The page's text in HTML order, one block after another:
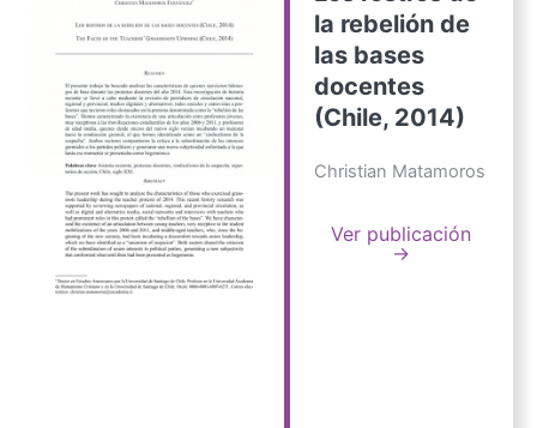
la rebelión de
las bases
docentes
(Chile, 2014)
Christian Matamoros
Ver publicación
→